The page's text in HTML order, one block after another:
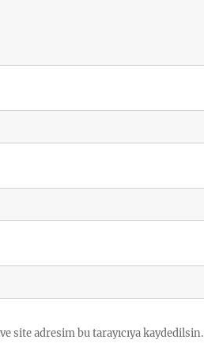
site adresim bu tarayıcıya kaydedilsin.